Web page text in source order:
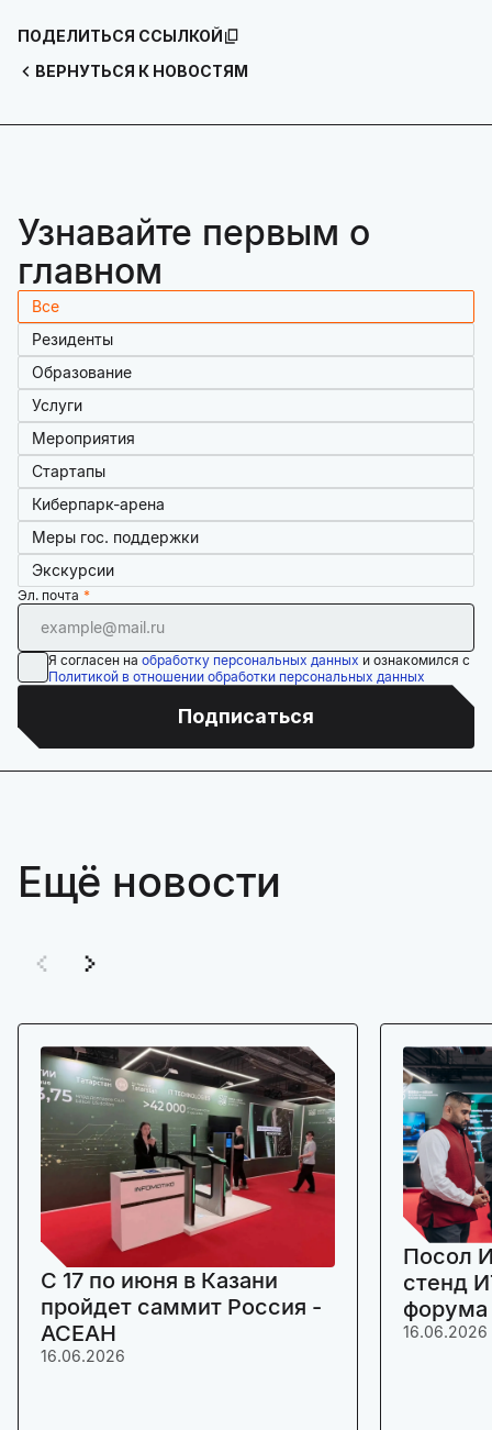
ВЕРНУТЬСЯ К НОВОСТЯМ
ПОДЕЛИТЬСЯ ССЫЛКОЙ
Узнавайте первым о
главном
Все
Резиденты
Образование
Услуги
Мероприятия
Стартапы
Киберпарк-арена
Меры гос. поддержки
Экскурсии
Эл. почта
Я согласен на обработку персональных данных и ознакомился с
Политикой в отношении обработки персональных данных
Подписаться
Ещё новости
C 17 по июня в Казани
пройдет саммит Россия -
АСЕАН
16.06.2026
Посол
стенд
16.06.2026